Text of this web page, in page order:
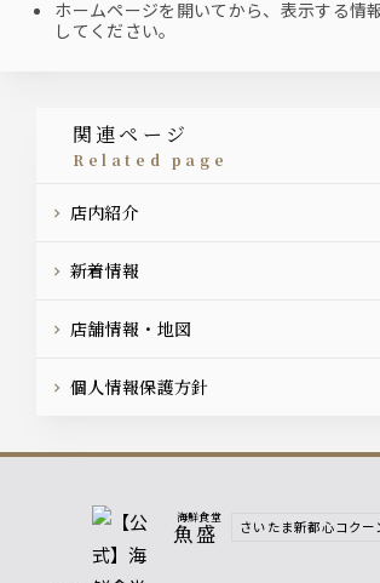
ホームページを開いてから、表示する情
してください。
関連ページ
related page
店内紹介
新着情報
店舗情報・地図
個人情報保護方針
海鮮食堂
魚盛 さいたま新都心コクー